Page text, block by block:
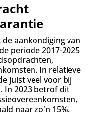
aankondiging van
periode 2017-2025
In relatieve
juist veel voor bij
In 2023 betrof dit
naar zo'n 15%.